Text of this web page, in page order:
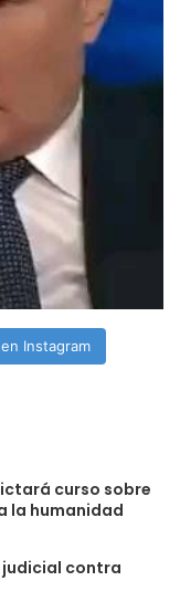
Instagram
curso sobre
la humanidad
contra